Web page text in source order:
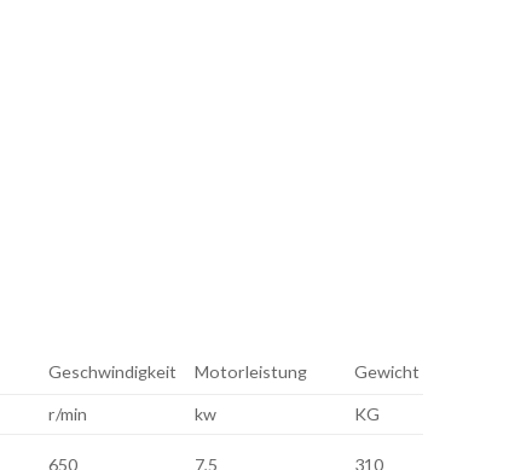
Geschwindigkeit Motorleistung Gewicht
r/min kw
KG
650 7,5 310